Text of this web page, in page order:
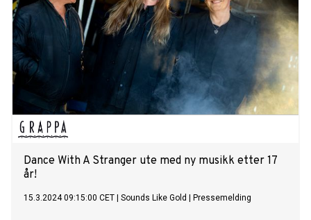
Dance With A Stranger ute med ny musikk etter 17
år!
15.3.2024 09:15:00 CET Sounds Like Gold Pressemelding